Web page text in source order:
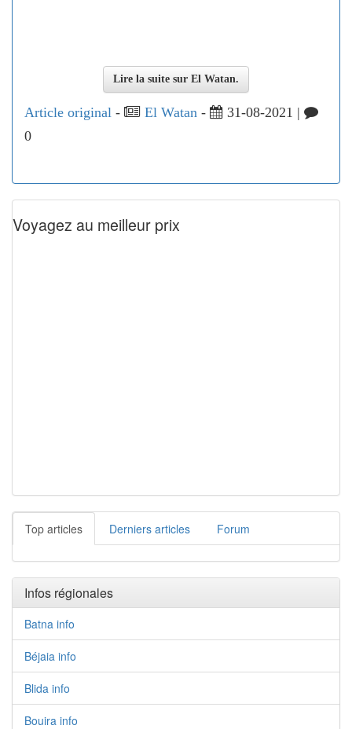
Lire la suite sur El Watan.
Article original - El Watan -
31-08-2021 |
0
Voyagez au meilleur prix
Top articles Derniers articles Forum
Infos régionales
Batna info
Béjaia info
Blida info
Bouira info